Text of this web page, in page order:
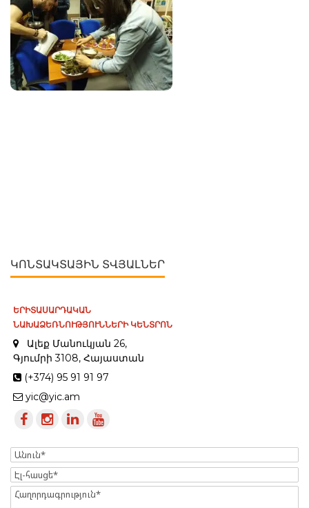
ԿՈՆՏԱԿՏԱՅԻՆ ՏՎՅԱԼՆԵՐ
ԵՐԻՏԱՍԱՐԴԱԿԱՆ
ՆԱԽԱՁԵՌՆՈՒԹՅՈՒՆՆԵՐԻ ԿԵՆՏՐՈՆ
Ալեք Մանուկյան 26,
Գյումրի 3108, Հայաստան
(+374) 95 91 91 97
yic@yic.am
Name
Էլ-
հասցե
Message